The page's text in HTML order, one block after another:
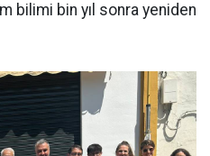
bilimi bin yıl sonra yeniden